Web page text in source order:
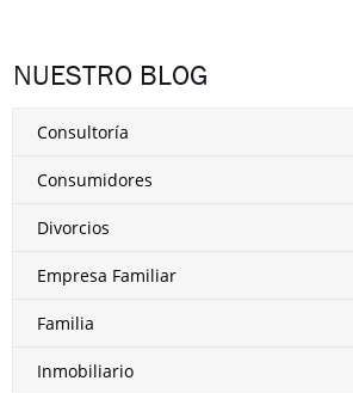
NUESTRO BLOG
Consultoría
Consumidores
Divorcios
Empresa Familiar
Familia
Inmobiliario